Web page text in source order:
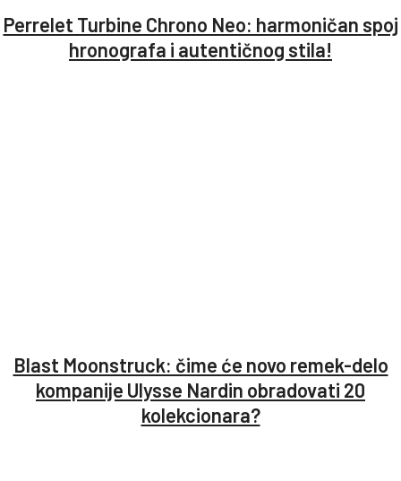
Perrelet Turbine Chrono Neo: harmoničan spoj
hronografa i autentičnog stila!
Blast Moonstruck: čime će novo remek-delo
kompanije Ulysse Nardin obradovati 20
kolekcionara?